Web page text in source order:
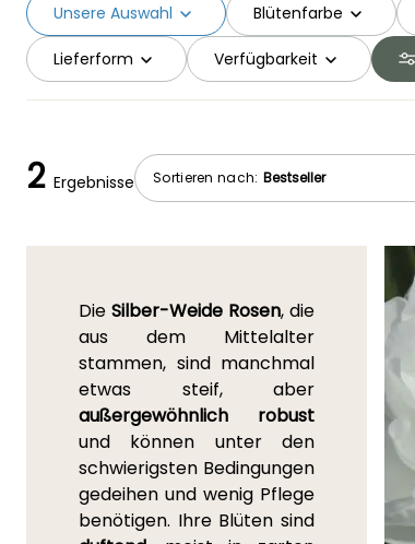
Blütenfarbe
Lieferform
Unsere Auswahl
Verfügbarkeit
Sortieren nach:
2 Ergebnisse
Die Silber-Weide Rosen, die
aus dem Mittelalter
stammen, sind manchmal
etwas steif, aber
außergewöhnlich robust
und können unter den
schwierigsten Bedingungen
gedeihen und wenig Pflege
benötigen. Ihre Blüten sind